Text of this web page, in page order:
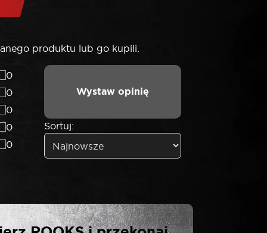
produktu lub go kupili.
0
0
0
0
0
Wystaw opinię
Sortuj:
BLOKADA